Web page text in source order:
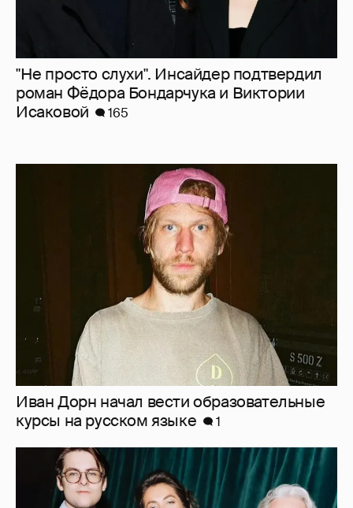
"Не просто слухи". Инсайдер подтвердил
роман Фёдора Бондарчука и Виктории
Исаковой
165
Иван Дорн начал вести образовательные
курсы на русском языке
1